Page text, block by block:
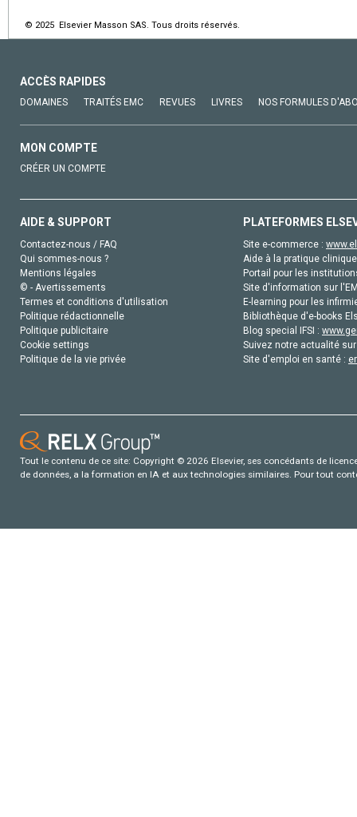
© 2025 Elsevier Masson SAS. Tous droits réservés.
ACCÈS RAPIDES
DOMAINES TRAITÉS EMC REVUES LIVRES NOS FORMULES
MON COMPTE
CRÉER UN COMPTE
AIDE & SUPPORT
Contactez-nous / FAQ
Qui sommes-nous ?
Mentions légales
© - Avertissements
Termes et conditions d'utilisation
Politique rédactionnelle
Politique publicitaire
Cookie settings
Politique de la vie privée
PLATEFORMES
Site e-commerce :
Aide à la pratique
Portail pour les
Site d'information sur
E-learning pour les
Bibliothèque d'e-books
Blog special IFSI :
Suivez notre actualité
Site d'emploi en santé :
Tout le contenu de ce site: Copyright © 2026 Elsevier, ses concédants de
de données, a la formation en IA et aux technologies similaires. Pour tout